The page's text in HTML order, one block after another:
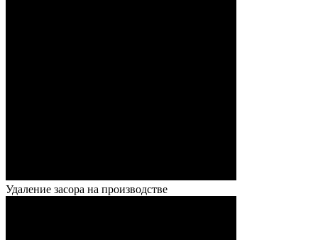
Удаление засора на производстве